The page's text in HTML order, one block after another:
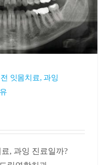
잇몸치료, 과잉
, 과잉 진료일까?